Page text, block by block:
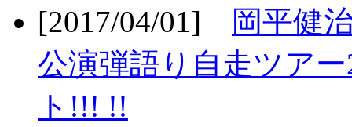
[2017/04/01]
岡平健
公演弾語り自走ツア
ト!!! !!